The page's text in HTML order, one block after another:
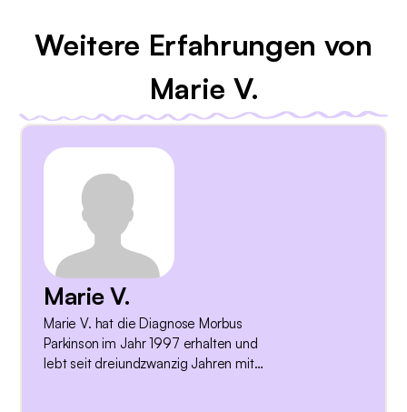
Weitere Erfahrungen von
Marie V.
Marie V.
Marie V. hat die Diagnose Morbus
Parkinson im Jahr 1997 erhalten und
lebt seit dreiundzwanzig Jahren mit